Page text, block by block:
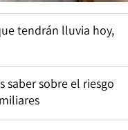
tendrán lluvia hoy,
saber sobre el riesgo